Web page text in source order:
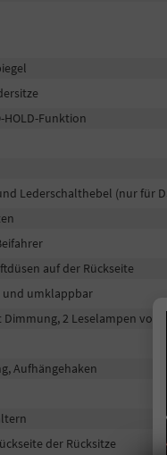
Funktion
Lederschalthebel (nur für
auf der Rückseite
und umklappbar
2 Leselampen
Aufhängehaken
der Rücksitze